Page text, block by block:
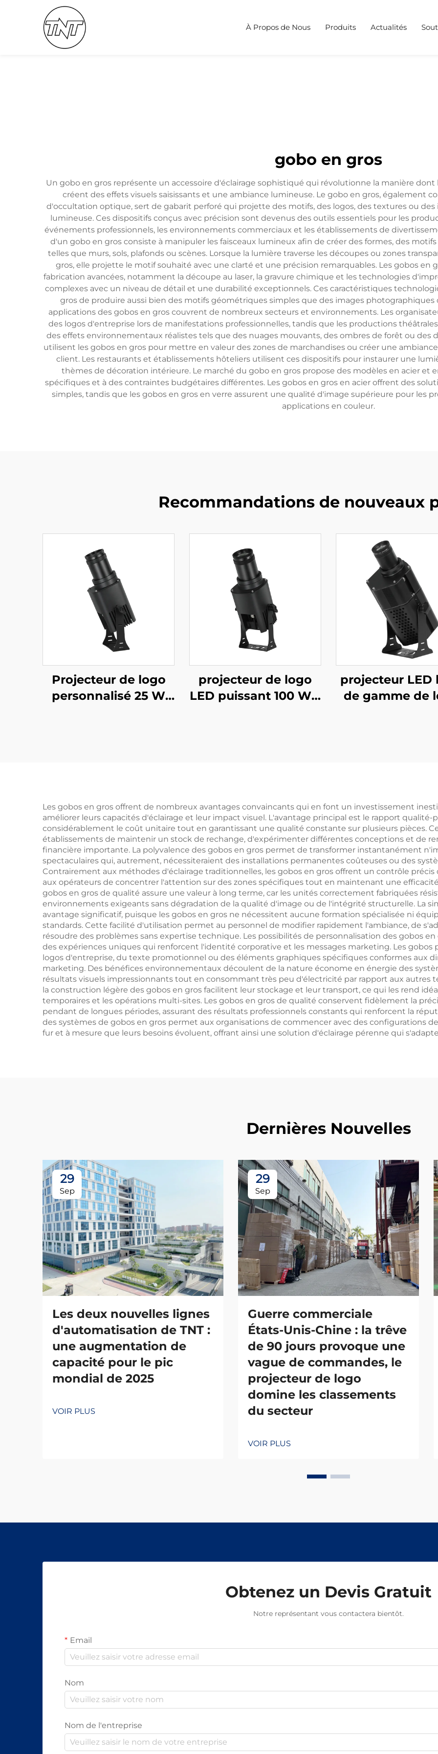
À Propos de Nous Produits Actualités
gobo en gros
Un gobo en gros représente un accessoire d'éclairage sophistiqué qui révolutionne la manière
créent des effets visuels saisissants et une ambiance lumineuse. Le gobo en gros, également
d'occultation optique, sert de gabarit perforé qui projette des motifs, des logos, des textures ou
lumineuse. Ces dispositifs conçus avec précision sont devenus des outils essentiels pour les
événements professionnels, les environnements commerciaux et les établissements de
d'un gobo en gros consiste à manipuler les faisceaux lumineux afin de créer des formes, des
telles que murs, sols, plafonds ou scènes. Lorsque la lumière traverse les découpes ou zones
gros, elle projette le motif souhaité avec une clarté et une précision remarquables. Les gobos
fabrication avancées, notamment la découpe au laser, la gravure chimique et les technologies
complexes avec un niveau de détail et une durabilité exceptionnels. Ces caractéristiques
gros de produire aussi bien des motifs géométriques simples que des images photographiques
applications des gobos en gros couvrent de nombreux secteurs et environnements. Les
des logos d'entreprise lors de manifestations professionnelles, tandis que les productions
des effets environnementaux réalistes tels que des nuages mouvants, des ombres de forêt ou des
utilisent les gobos en gros pour mettre en valeur des zones de marchandises ou créer une
client. Les restaurants et établissements hôteliers utilisent ces dispositifs pour instaurer une
thèmes de décoration intérieure. Le marché du gobo en gros propose des modèles en acier et
spécifiques et à des contraintes budgétaires différentes. Les gobos en gros en acier offrent des
simples, tandis que les gobos en gros en verre assurent une qualité d'image supérieure pour les
applications en couleur.
Recommandations de nouveaux
Projecteur de logo
personnalisé 25 W
projecteur de logo
LED puissant 100 W –
projecteur LED
de gamme de
Les gobos en gros offrent de nombreux avantages convaincants qui en font un investissement
améliorer leurs capacités d'éclairage et leur impact visuel. L'avantage principal est le rapport qualité-
considérablement le coût unitaire tout en garantissant une qualité constante sur plusieurs pièces.
établissements de maintenir un stock de rechange, d'expérimenter différentes conceptions et de
financière importante. La polyvalence des gobos en gros permet de transformer instantanément
spectaculaires qui, autrement, nécessiteraient des installations permanentes coûteuses ou des
Contrairement aux méthodes d'éclairage traditionnelles, les gobos en gros offrent un contrôle
aux opérateurs de concentrer l'attention sur des zones spécifiques tout en maintenant une
gobos en gros de qualité assure une valeur à long terme, car les unités correctement fabriquées
environnements exigeants sans dégradation de la qualité d'image ou de l'intégrité structurelle. La
avantage significatif, puisque les gobos en gros ne nécessitent aucune formation spécialisée ni
standards. Cette facilité d'utilisation permet au personnel de modifier rapidement l'ambiance, de
résoudre des problèmes sans expertise technique. Les possibilités de personnalisation des gobos
des expériences uniques qui renforcent l'identité corporative et les messages marketing. Les
logos d'entreprise, du texte promotionnel ou des éléments graphiques spécifiques conformes aux
marketing. Des bénéfices environnementaux découlent de la nature économe en énergie des
résultats visuels impressionnants tout en consommant très peu d'électricité par rapport aux autres
la construction légère des gobos en gros facilitent leur stockage et leur transport, ce qui les rend
temporaires et les opérations multi-sites. Les gobos en gros de qualité conservent fidèlement la
pendant de longues périodes, assurant des résultats professionnels constants qui renforcent la
des systèmes de gobos en gros permet aux organisations de commencer avec des configurations
fur et à mesure que leurs besoins évoluent, offrant ainsi une solution d'éclairage pérenne qui
Dernières Nouvelles
29
Sep
Les deux nouvelles lignes
d'automatisation de TNT :
une augmentation de
capacité pour le pic
mondial de 2025
VOIR PLUS
29
Sep
Guerre commerciale
États-Unis-Chine : la trêve
de 90 jours provoque une
vague de commandes, le
projecteur de logo
domine les classements
du secteur
VOIR PLUS
Obtenez un Devis Gratuit
Notre représentant vous contactera bientôt.
Email
Nom
Nom de l'entreprise